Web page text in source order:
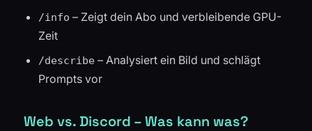
/info – Zeigt dein Abo und verbleibende GPU-
Zeit
/describe – Analysiert ein Bild und schlägt
Prompts vor
Web vs. Discord – Was kann was?